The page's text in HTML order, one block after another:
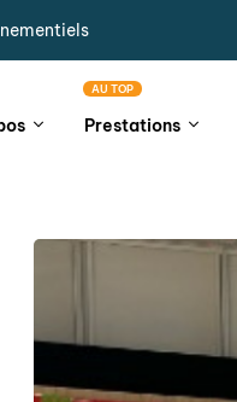
Prestations
AU TOP